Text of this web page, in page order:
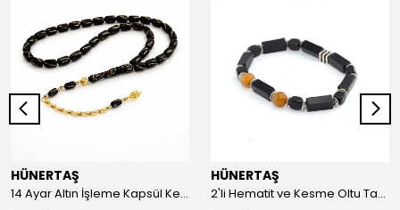
HÜNERTAŞ
14 Ayar Altın İşleme Kapsül Kesim Oltu Taşı Tespih
HÜNERTAŞ
2'li Hematit ve Kesme Oltu Taşı Bileklik